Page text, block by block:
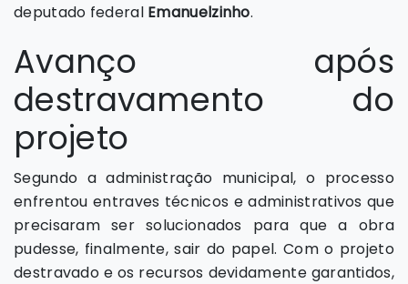
deputado federal Emanuelzinho.
Avanço após
destravamento do
projeto
Segundo a administração municipal, o processo
enfrentou entraves técnicos e administrativos que
precisaram ser solucionados para que a obra
pudesse, finalmente, sair do papel. Com o projeto
destravado e os recursos devidamente garantidos,